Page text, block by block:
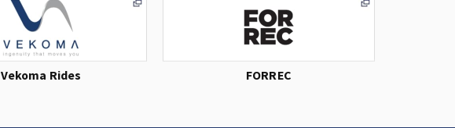
Vekoma Rides FORREC